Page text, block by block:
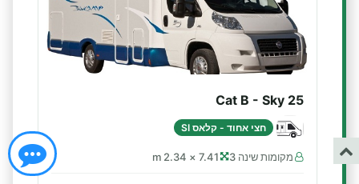
Cat B - Sky 25
חצי אחוד - קלאס SI
מקומות שינה 3 7.41 × 2.34 m